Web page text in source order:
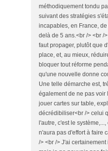
méthodiquement tondu
suivant des stratégies
incapables, en France,
delà de 5 ans.<br /> <br /
faut propager, plutôt que
place, et, au mieux,
bloquer tout réforme
qu'une nouvelle donne
Une telle démarche est,
également de ne pas voir
jouer cartes sur table,
décrédibiliser<br /> celui
l'autre, c'est le
n'aura pas d'effort à faire
/> <br /> J'ai